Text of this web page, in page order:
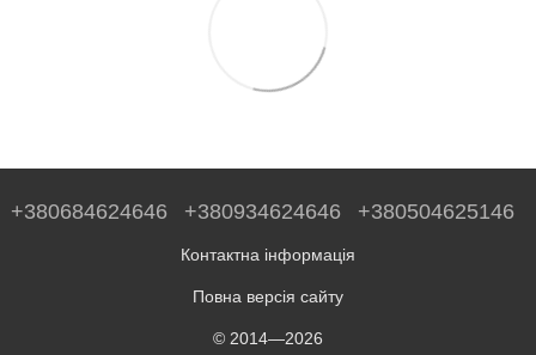
+380684624646 +380934624646 +380504625146
Контактна інформація
Повна версія сайту
© 2014—2026